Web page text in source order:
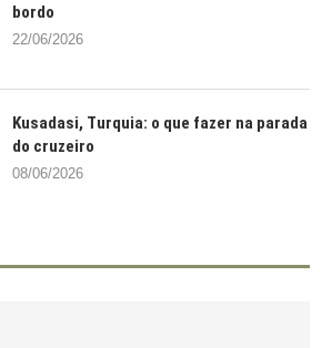
bordo
22/06/2026
Kusadasi, Turquia: o que fazer na parada
do cruzeiro
08/06/2026